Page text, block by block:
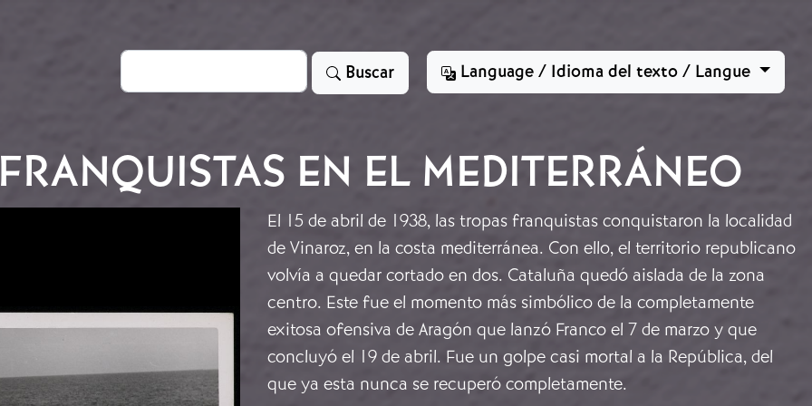
Search Buscar Language / Idioma del texto / Langue
EN EL MEDITERRÁNEO
El 15 de abril de 1938, las tropas franquistas conquistaron la localidad
de Vinaroz, en la costa mediterránea. Con ello, el territorio republicano
volvía a quedar cortado en dos. Cataluña quedó aislada de la zona
centro. Este fue el momento más simbólico de la completamente
exitosa ofensiva de Aragón que lanzó Franco el 7 de marzo y que
concluyó el 19 de abril. Fue un golpe casi mortal a la República, del
que ya esta nunca se recuperó completamente.